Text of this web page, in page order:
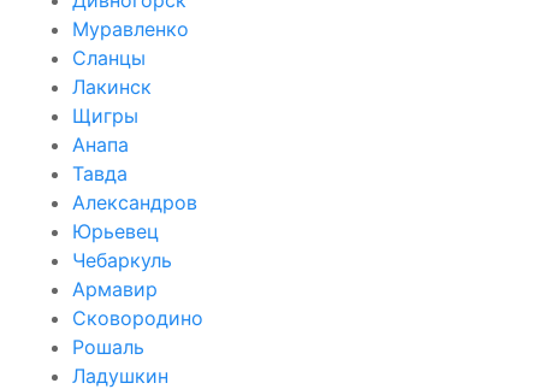
Муравленко
Сланцы
Лакинск
Щигры
Анапа
Тавда
Александров
Юрьевец
Чебаркуль
Армавир
Сковородино
Рошаль
Ладушкин